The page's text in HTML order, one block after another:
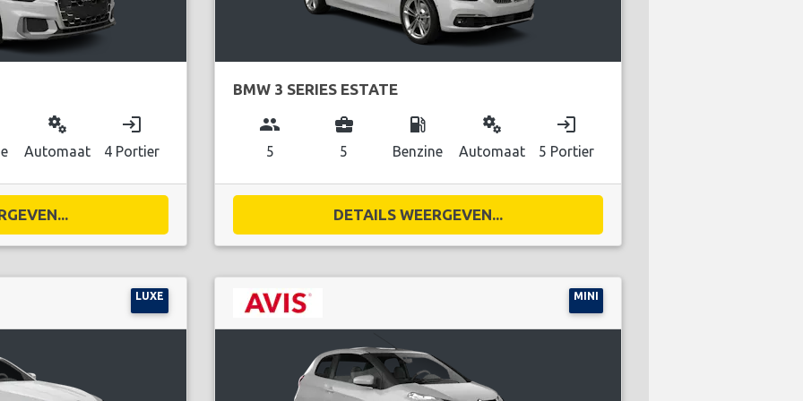
miscellaneous_services
Automaat
login
4 Portier
BMW 3 SERIES ESTATE
group
5
business_center
5
local_gas_station
Benzine
miscellaneous_services
Automaat
login
5 Portier
DETAILS WEERGEVEN...
LUXE MINI